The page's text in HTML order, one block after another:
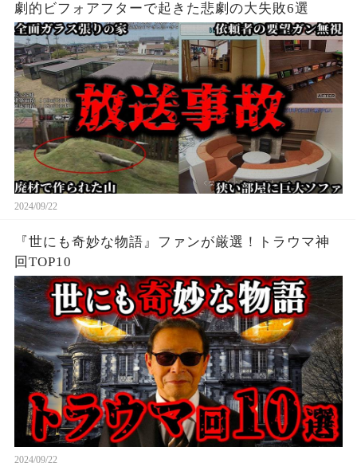
劇的ビフォアフターで起きた悲劇の大失敗6選
2024/09/22
『世にも奇妙な物語』ファンが厳選！トラウマ神
回TOP10
2024/09/22